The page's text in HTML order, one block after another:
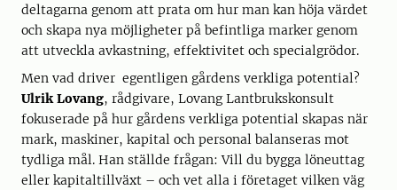
deltagarna genom att prata om hur man kan höja värdet
och skapa nya möjligheter på befintliga marker genom
att utveckla avkastning, effektivitet och specialgrödor.
Men vad driver egentligen gårdens verkliga potential?
Ulrik Lovang, rådgivare, Lovang Lantbrukskonsult
fokuserade på hur gårdens verkliga potential skapas när
mark, maskiner, kapital och personal balanseras mot
tydliga mål. Han ställde frågan: Vill du bygga löneuttag
eller kapitaltillväxt – och vet alla i företaget vilken väg